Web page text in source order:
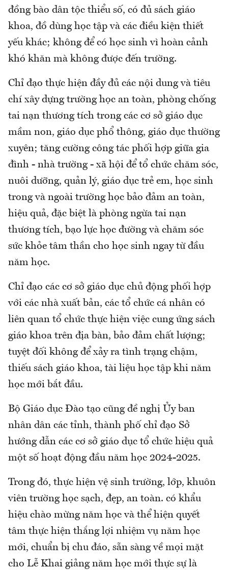
đồng bào dân tộc thiểu số, có đủ sách giáo
khoa, đồ dùng học tập và các điều kiện thiết
yếu khác; không để có học sinh vì hoàn cảnh
khó khăn mà không được đến trường.
Chỉ đạo thực hiện đầy đủ các nội dung và tiêu
chí xây dựng trường học an toàn, phòng chống
tai nạn thương tích trong các cơ sở giáo dục
mầm non, giáo dục phổ thông, giáo dục thường
xuyên; tăng cường công tác phối hợp giữa gia
đình - nhà trường - xã hội để tổ chức chăm sóc,
nuôi dưỡng, quản lý, giáo dục trẻ em, học sinh
trong và ngoài trường học bảo đảm an toàn,
hiệu quả, đặc biệt là phòng ngừa tai nạn
thương tích, bạo lực học đường và chăm sóc
sức khỏe tâm thần cho học sinh ngay từ đầu
năm học.
Chỉ đạo các cơ sở giáo dục chủ động phối hợp
với các nhà xuất bản, các tổ chức cá nhân có
liên quan tổ chức thực hiện việc cung ứng sách
giáo khoa trên địa bàn, bảo đảm chất lượng;
tuyệt đối không để xảy ra tình trạng chậm,
thiếu sách giáo khoa, tài liệu học tập khi năm
học mới bắt đầu.
Bộ Giáo dục Đào tạo cũng đề nghị Ủy ban
nhân dân các tỉnh, thành phố chỉ đạo Sở
hướng dẫn các cơ sở giáo dục tổ chức hiệu quả
một số hoạt động đầu năm học 2024-2025.
Trong đó, thực hiện vệ sinh trường, lớp, khuôn
viên trường học sạch, đẹp, an toàn. có khẩu
hiệu chào mừng năm học và thể hiện quyết
tâm thực hiện thắng lợi nhiệm vụ năm học
mới, chuẩn bị chu đáo, sẵn sàng về mọi mặt
cho Lễ Khai giảng năm học mới thực sự là